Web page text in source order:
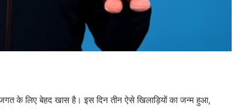
के लिए बेहद खास है। इस दिन तीन ऐसे खिलाड़ियों का जन्म हुआ,